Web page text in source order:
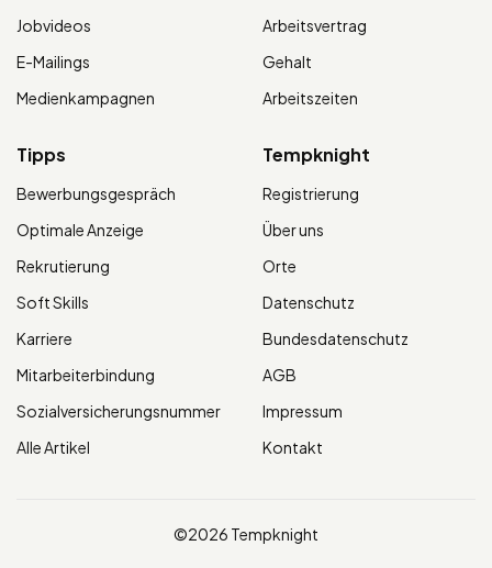
Jobvideos
E-Mailings
Medienkampagnen
Arbeitsvertrag
Gehalt
Arbeitszeiten
Tipps
Bewerbungsgespräch
Optimale Anzeige
Rekrutierung
Soft Skills
Karriere
Mitarbeiterbindung
Sozialversicherungsnummer
Alle Artikel
Tempknight
Registrierung
Über uns
Orte
Datenschutz
Bundesdatenschutz
AGB
Impressum
Kontakt
©2026 Tempknight